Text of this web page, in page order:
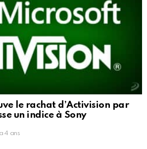
le rachat d’Activision par
un indice à Sony
4 ans